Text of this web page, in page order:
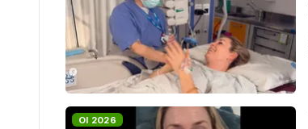
OI 2026